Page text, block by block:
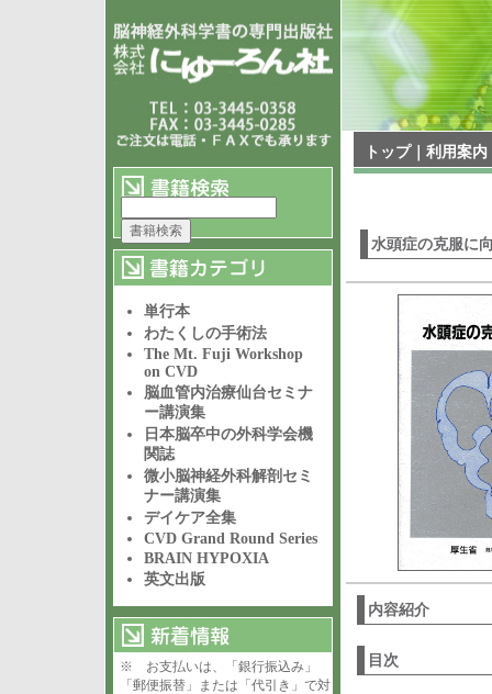
単行本
わたくしの手術法
The Mt. Fuji Workshop
on CVD
脳血管内治療仙台セミナ
ー講演集
日本脳卒中の外科学会機
関誌
微小脳神経外科解剖セミ
ナー講演集
デイケア全集
CVD Grand Round Series
BRAIN HYPOXIA
英文出版
※ お支払いは、「銀行振込み」
「郵便振替」または「代引き」で対
トップ｜ 利用案内
水頭症の克服に
内容紹介
目次